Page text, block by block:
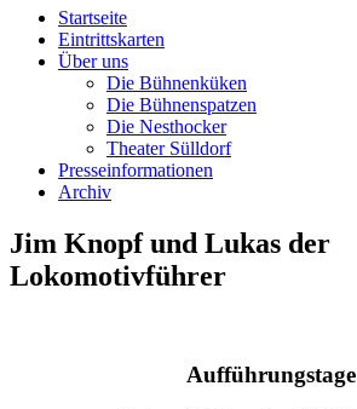
Startseite
Eintrittskarten
Über uns
Die Bühnenküken
Die Bühnenspatzen
Die Nesthocker
Theater Sülldorf
Presseinformationen
Archiv
Jim Knopf und Lukas der
Lokomotivführer
Aufführungstage